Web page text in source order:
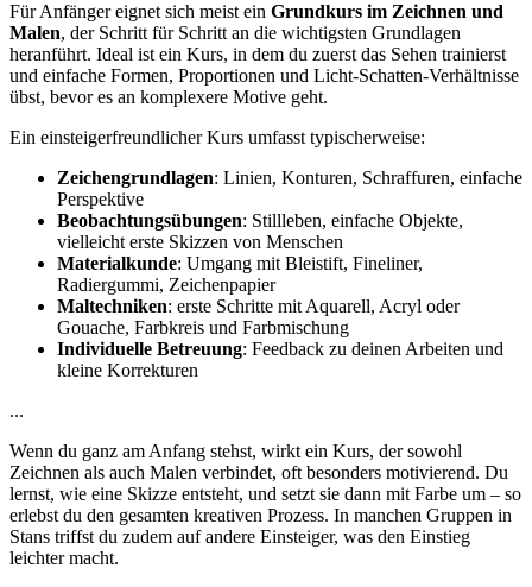
Für Anfänger eignet sich meist ein Grundkurs im Zeichnen und
Malen, der Schritt für Schritt an die wichtigsten Grundlagen
heranführt. Ideal ist ein Kurs, in dem du zuerst das Sehen trainierst
und einfache Formen, Proportionen und Licht-Schatten-Verhältnisse
übst, bevor es an komplexere Motive geht.
Ein einsteigerfreundlicher Kurs umfasst typischerweise:
Zeichengrundlagen: Linien, Konturen, Schraffuren, einfache
Perspektive
Beobachtungsübungen: Stillleben, einfache Objekte,
vielleicht erste Skizzen von Menschen
Materialkunde: Umgang mit Bleistift, Fineliner,
Radiergummi, Zeichenpapier
Maltechniken: erste Schritte mit Aquarell, Acryl oder
Gouache, Farbkreis und Farbmischung
Individuelle Betreuung: Feedback zu deinen Arbeiten und
kleine Korrekturen
...
Wenn du ganz am Anfang stehst, wirkt ein Kurs, der sowohl
Zeichnen als auch Malen verbindet, oft besonders motivierend. Du
lernst, wie eine Skizze entsteht, und setzt sie dann mit Farbe um – so
erlebst du den gesamten kreativen Prozess. In manchen Gruppen in
Stans triffst du zudem auf andere Einsteiger, was den Einstieg
leichter macht.